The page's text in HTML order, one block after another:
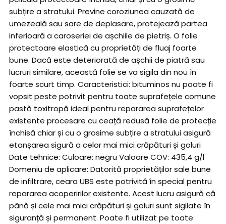
subțire a stratului. Previne coroziunea cauzată de
umezeală sau sare de deplasare, protejează partea
inferioară a caroseriei de așchiile de pietriș. O folie
protectoare elastică cu proprietăți de fluaj foarte
bune. Dacă este deteriorată de așchii de piatră sau
lucruri similare, această folie se va sigila din nou în
foarte scurt timp. Caracteristici: bituminos nu poate fi
vopsit peste potrivit pentru toate suprafețele comune
pastă toxitropă ideal pentru repararea suprafețelor
existente procesare cu ceață redusă folie de protecție
închisă chiar și cu o grosime subțire a stratului asigură
etanșarea sigură a celor mai mici crăpături și goluri
Date tehnice: Culoare: negru Valoare COV: 435,4 g/l
Domeniu de aplicare: Datorită proprietăților sale bune
de infiltrare, ceara UBS este potrivită în special pentru
repararea acoperirilor existente. Acest lucru asigură că
până și cele mai mici crăpături și goluri sunt sigilate în
siguranță și permanent. Poate fi utilizat pe toate